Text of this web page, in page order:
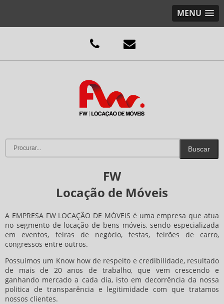
MENU
FW
Locação de Móveis
A EMPRESA FW LOCAÇÃO DE MÓVEIS é uma empresa que atua
no segmento de locação de bens móveis, sendo especializada
em eventos, feiras de negócio, festas, feirões de carro,
congressos entre outros.
Possuí­mos um Know how de respeito e credibilidade, resultado
de mais de 20 anos de trabalho, que vem crescendo e
ganhando mercado a cada dia, isto em decorrência da nossa
politica de transparência e legitimidade com que tratamos
nossos clientes.